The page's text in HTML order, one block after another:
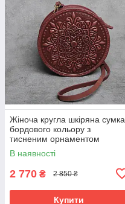
Жіноча кругла шкіряна сумка
бордового кольору з
тисненим орнаментом
«Мандала», діаметр 22 см
В наявності
2 770 ₴ 2 850 ₴
Купити